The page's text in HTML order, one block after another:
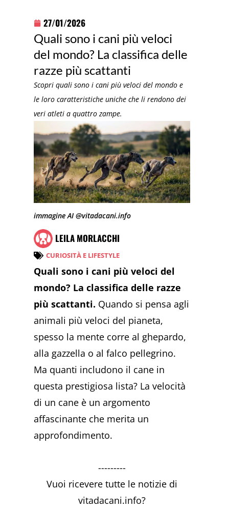
27/01/2026
Quali sono i cani più veloci
del mondo? La classifica delle
razze più scattanti
Scopri quali sono i cani più veloci del mondo e
le loro caratteristiche uniche che li rendono dei
veri atleti a quattro zampe.
immagine AI @vitadacani.info
LEILA MORLACCHI
CURIOSITÀ E LIFESTYLE
Quali sono i cani più veloci del
mondo? La classifica delle razze
più scattanti. Quando si pensa agli
animali più veloci del pianeta,
spesso la mente corre al ghepardo,
alla gazzella o al falco pellegrino.
Ma quanti includono il cane in
questa prestigiosa lista? La velocità
di un cane è un argomento
affascinante che merita un
approfondimento.
---------
Vuoi ricevere tutte le notizie di
vitadacani.info?